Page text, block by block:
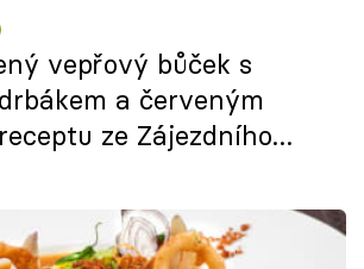
vepřový bůček s
a červeným
ze Zájezdního